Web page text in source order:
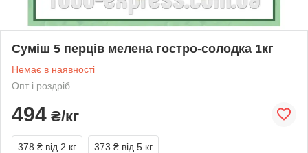
Суміш 5 перців мелена гостро-солодка 1кг
Немає в наявності
Опт і роздріб
494 ₴/кг
378 ₴ від 2 кг 373 ₴ від 5 кг